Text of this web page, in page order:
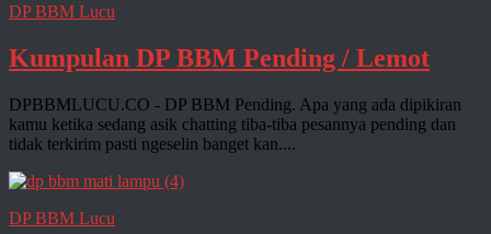
DP BBM Lucu
Kumpulan DP BBM Pending / Lemot
DPBBMLUCU.CO - DP BBM Pending. Apa yang ada dipikiran
kamu ketika sedang asik chatting tiba-tiba pesannya pending dan
tidak terkirim pasti ngeselin banget kan....
DP BBM Lucu